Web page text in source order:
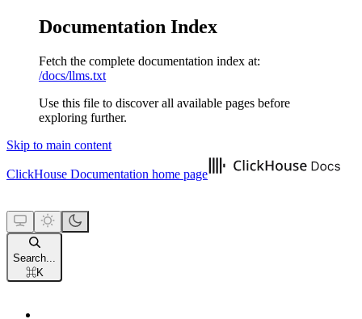
Documentation Index
Fetch the complete documentation index at:
/docs/llms.txt
Use this file to discover all available pages before
exploring further.
Skip to main content
ClickHouse Documentation home page
Search...
⌘K